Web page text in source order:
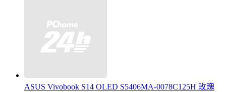
ASUS Vivobook S14 OLED S5406MA-0078C125H 玫瑰